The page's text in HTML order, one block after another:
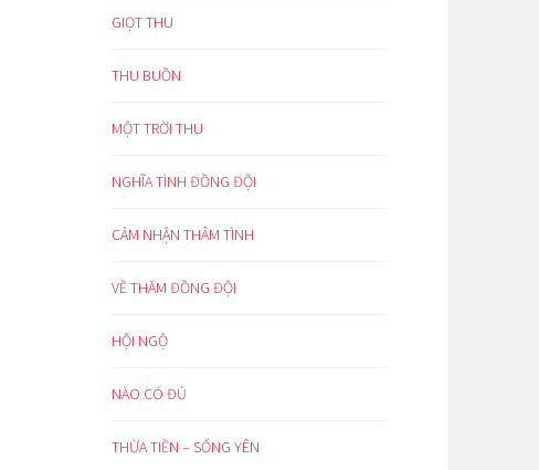
GIỌT THU
THU BUỒN
MỘT TRỜI THU
NGHĨA TÌNH ĐỒNG ĐỘI
CẢM NHẬN THÂM TÌNH
VỀ THĂM ĐỒNG ĐỘI
HỘI NGỘ
NÀO CÓ ĐỦ
THỪA TIỀN – SỐNG YÊN